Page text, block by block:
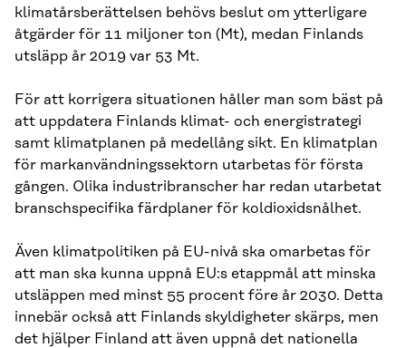
klimatårsberättelsen behövs beslut om ytterligare
åtgärder för 11 miljoner ton (Mt), medan Finlands
utsläpp år 2019 var 53 Mt.
För att korrigera situationen håller man som bäst på
att uppdatera Finlands klimat- och energistrategi
samt klimatplanen på medellång sikt. En klimatplan
för markanvändningssektorn utarbetas för första
gången. Olika industribranscher har redan utarbetat
branschspecifika färdplaner för koldioxidsnålhet.
Även klimatpolitiken på EU-nivå ska omarbetas för
att man ska kunna uppnå EU:s etappmål att minska
utsläppen med minst 55 procent före år 2030. Detta
innebär också att Finlands skyldigheter skärps, men
det hjälper Finland att även uppnå det nationella